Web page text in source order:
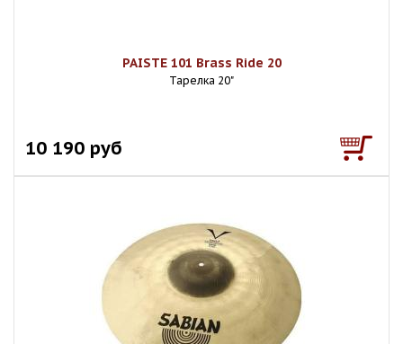
PAISTE 101 Brass Ride 20
Тарелка 20"
10 190 руб